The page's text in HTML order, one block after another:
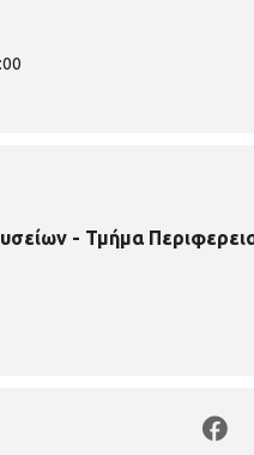
2310950370
- Τμήμα